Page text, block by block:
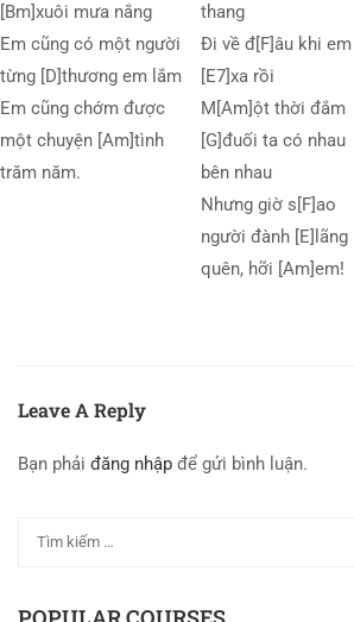
[Bm]xuôi mưa nắng
Em cũng có một người
từng [D]thương em lắm
Em cũng chớm được
một chuyện [Am]tình
trăm năm.
thang
Đi về đ[F]âu khi
[E7]xa rồi
M[Am]ột thời đắm
[G]đuối ta có nhau
bên nhau
Nhưng giờ s[F]ao
người đành [E]lãng
quên, hỡi [Am]em!
Leave A Reply
Bạn phải đăng nhập để gửi bình luận.